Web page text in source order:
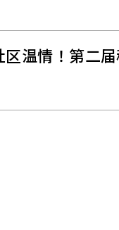
温情！第二